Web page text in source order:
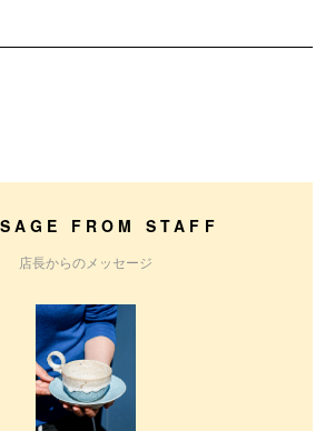
FROM STAFF
店長からのメッセージ